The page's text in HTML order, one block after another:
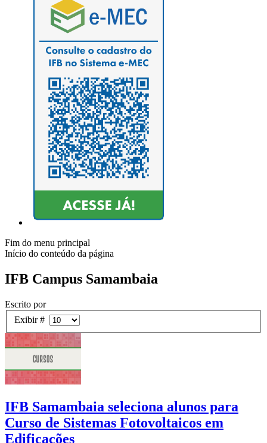
Fim do menu principal
Início do conteúdo da página
IFB Campus Samambaia
Escrito por
Exibir #
IFB Samambaia seleciona alunos para
Curso de Sistemas Fotovoltaicos em
Edificações